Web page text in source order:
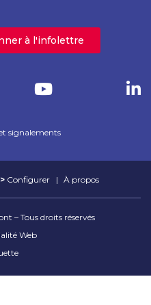
à l'infolettre
signalements
– Tous droits réservés
Web
Configurer À propos